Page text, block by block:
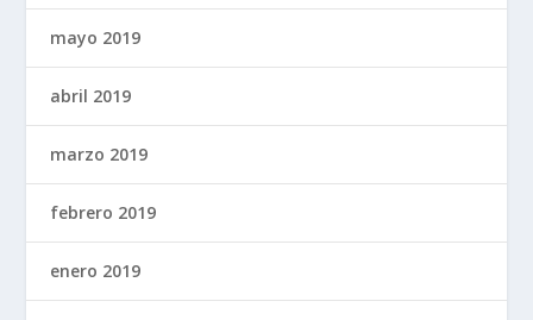
mayo 2019
abril 2019
marzo 2019
febrero 2019
enero 2019